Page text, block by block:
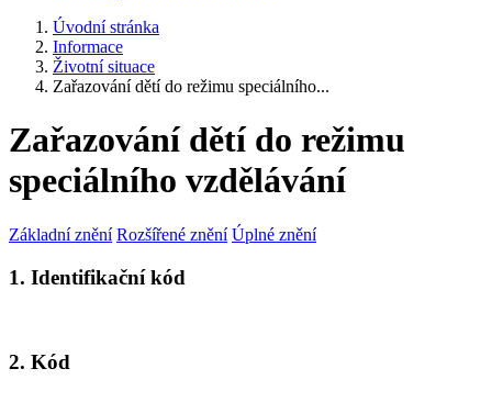
Úvodní stránka
Informace
Životní situace
Zařazování dětí do režimu speciálního...
Zařazování dětí do režimu
speciálního vzdělávání
Základní znění Rozšířené znění Úplné znění
1. Identifikační kód
2. Kód